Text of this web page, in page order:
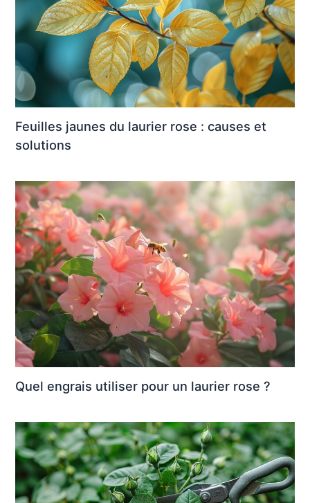
Feuilles jaunes du laurier rose : causes et
solutions
Quel engrais utiliser pour un laurier rose ?